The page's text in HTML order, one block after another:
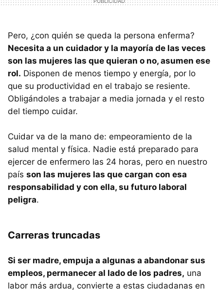
Pero, ¿con quién se queda la persona enferma?
Necesita a un cuidador y la mayoría de las veces
son las mujeres las que quieran o no, asumen ese
rol. Disponen de menos tiempo y energía, por lo
que su productividad en el trabajo se resiente.
Obligándoles a trabajar a media jornada y el resto
del tiempo cuidar.
Cuidar va de la mano de: empeoramiento de la
salud mental y física. Nadie está preparado para
ejercer de enfermero las 24 horas, pero en nuestro
país son las mujeres las que cargan con esa
responsabilidad y con ella, su futuro laboral
peligra.
Carreras truncadas
Si ser madre, empuja a algunas a abandonar sus
empleos, permanecer al lado de los padres, una
labor más ardua, convierte a estas ciudadanas en